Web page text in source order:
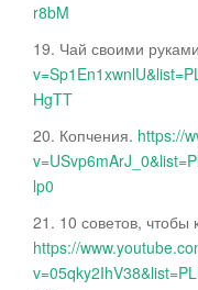
r8bM
19. Чай своими
HgTT
20. Копчения. https://
lp0
21. 10 советов, чтобы
https://